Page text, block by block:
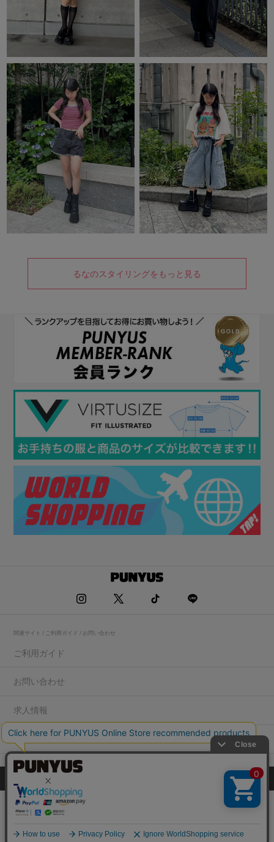
るなのスタイリングをもっと見る
関連サイト / ご利用ガイド / お問い合わせ
ご利用ガイド
お問い合わせ
求人情報
店舗一覧
プライバシーポリシー